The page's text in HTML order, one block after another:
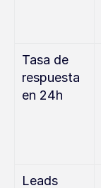
Tasa de
respuesta
en 24h
Leads